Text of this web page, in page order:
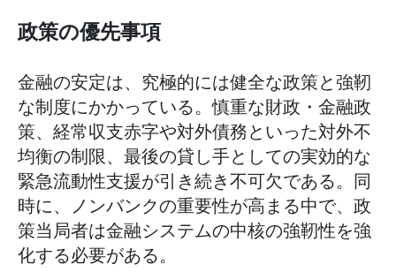
政策の優先事項
金融の安定は、究極的には健全な政策と強靭
な制度にかかっている。慎重な財政・金融政
策、経常収支赤字や対外債務といった対外不
均衡の制限、最後の貸し手としての実効的な
緊急流動性支援が引き続き不可欠である。同
時に、ノンバンクの重要性が高まる中で、政
策当局者は金融システムの中核の強靭性を強
化する必要がある。